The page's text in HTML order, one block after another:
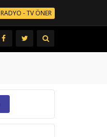
RADYO - TV ÖNER